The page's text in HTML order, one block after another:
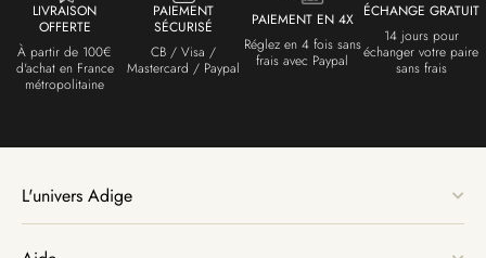
LIVRAISON
OFFERTE
À partir de 100€
d'achat en France
métropolitaine
PAIEMENT
SÉCURISÉ
CB / Visa /
Mastercard / Paypal
PAIEMENT EN 4X
Réglez en 4 fois sans
frais avec Paypal
ÉCHANGE GRATUIT
14 jours pour
échanger votre paire
sans frais
L'univers Adige